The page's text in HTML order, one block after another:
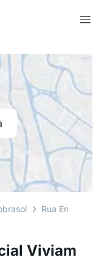
Viviam
Rua Ernesto